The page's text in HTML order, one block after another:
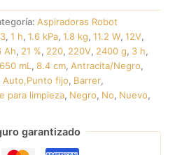
Aspiradoras Robot
, 1 h, 1.6 kPa, 1.8 kg, 11.2 W, 12V,
Ah, 21 %, 220, 220V, 2400 g, 3 h,
650 mL, 8.4 cm, Antracita/Negro,
Auto,Punto fijo, Barrer,
para limpieza, Negro, No, Nuevo,
garantizado